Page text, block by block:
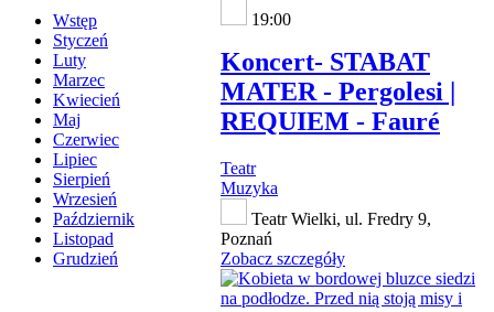
Wstęp
Styczeń
Luty
Marzec
Kwiecień
Maj
Czerwiec
Lipiec
Sierpień
Wrzesień
Październik
Listopad
Grudzień
19:00
Koncert- STABAT
MATER - Pergolesi |
REQUIEM - Fauré
Teatr
Muzyka
Teatr Wielki, ul. Fredry 9,
Poznań
Zobacz szczegóły